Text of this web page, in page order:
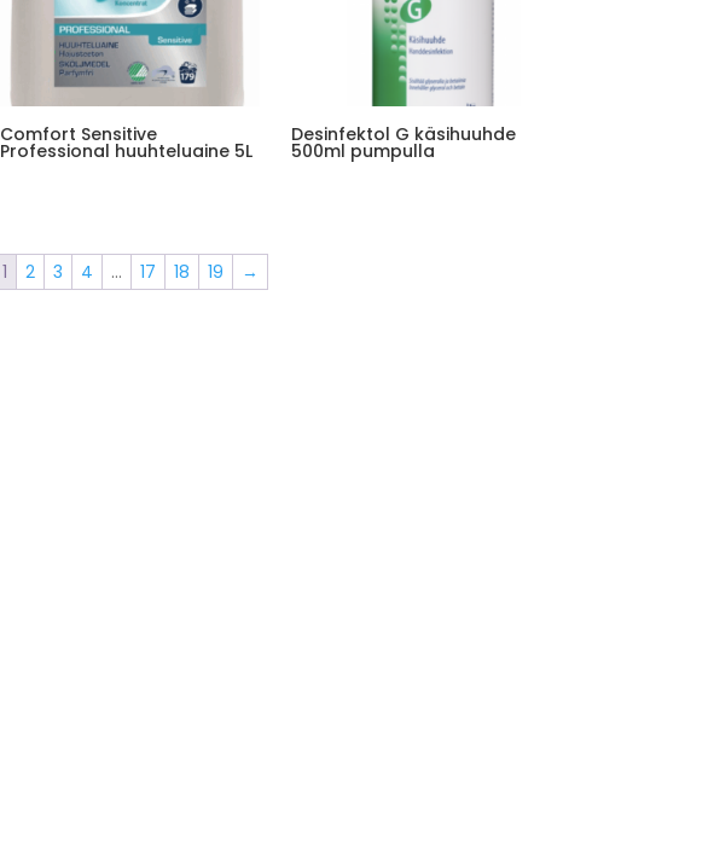
Comfort Sensitive
Professional huuhteluaine 5L
Desinfektol G käsihuuhde
500ml pumpulla
1 2 3 4 … 17 18 19 →